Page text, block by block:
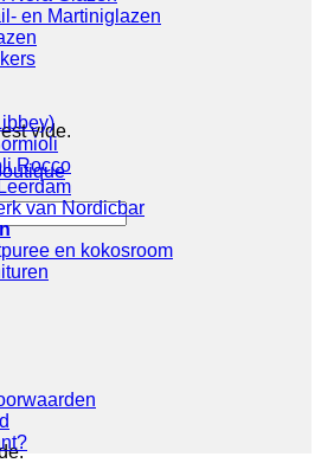
vide.
en Martiniglazen
Rocco
van Nordicbar
en kokosroom